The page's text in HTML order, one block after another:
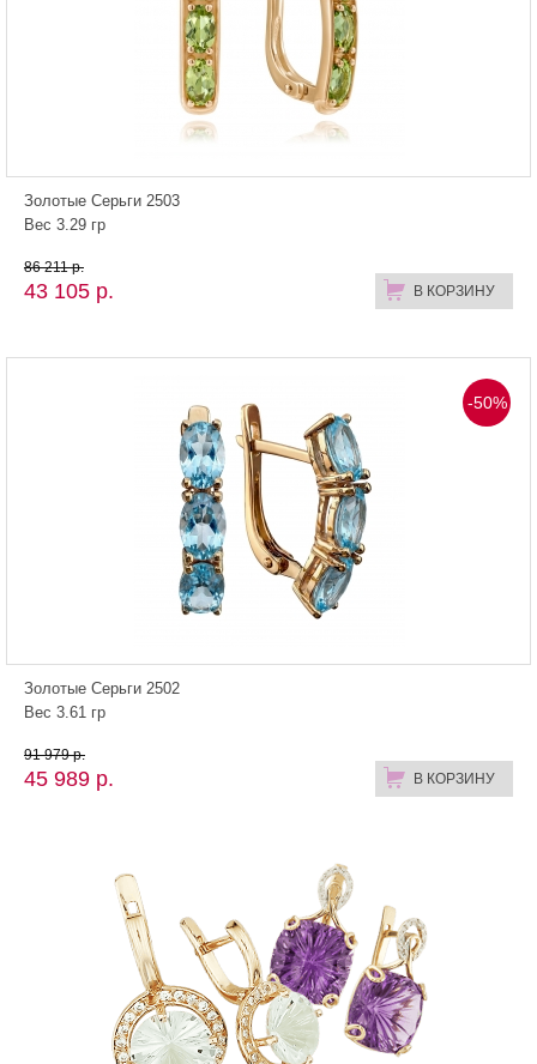
Золотые Серьги 2503
Вес 3.29 гр
43 105 р. В КОРЗИНУ
86 211 р.
-50%
Золотые Серьги 2502
Вес 3.61 гр
45 989 р. В КОРЗИНУ
91 979 р.